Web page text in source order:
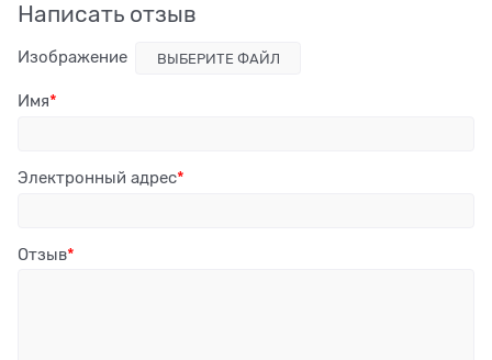
Написать отзыв
Изображение ВЫБЕРИТЕ ФАЙЛ
Имя
Электронный адрес
Отзыв